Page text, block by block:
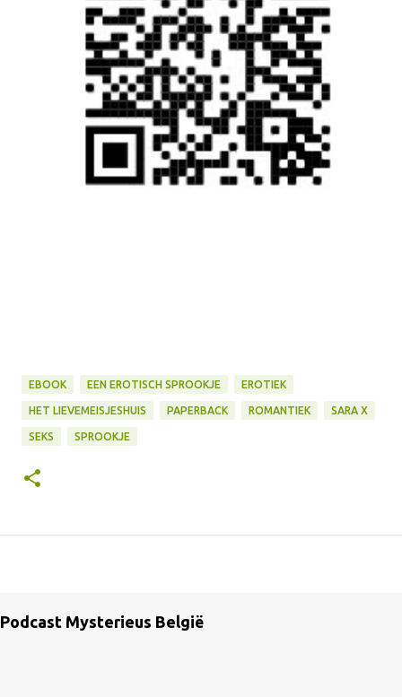
EBOOK EEN EROTISCH SPROOKJE EROTIEK
HET LIEVEMEISJESHUIS PAPERBACK ROMANTIEK SARA X
SEKS SPROOKJE
Podcast Mysterieus België